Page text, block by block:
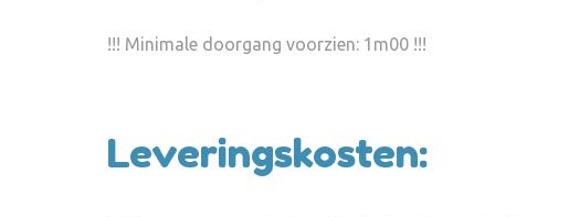
!!! Minimale doorgang voorzien: 1m00 !!!
Leveringskosten: